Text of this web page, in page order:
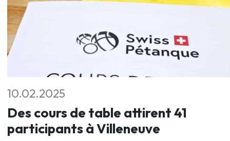
10.02.2025
Des cours de table attirent 41
participants à Villeneuve